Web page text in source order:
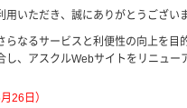
いただき、誠にありがとうございま
らなるサービスと利便性の向上を
、アスクルWebサイトをリニュー
26日）